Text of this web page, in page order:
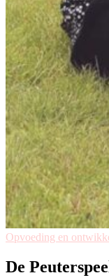
Opvoeding en
De